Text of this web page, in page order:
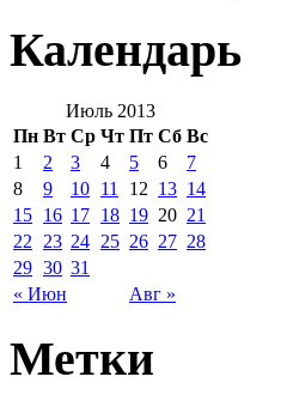
Календарь
Июль 2013
Пн Вт Ср Чт Пт Сб Вс
« Июн Авг »
1 2 3 4 5 6
7
8
9 10 11 12 13 14
15 16 17 18 19 20 21
22
23 24 25 26 27 28
29 30 31
Метки